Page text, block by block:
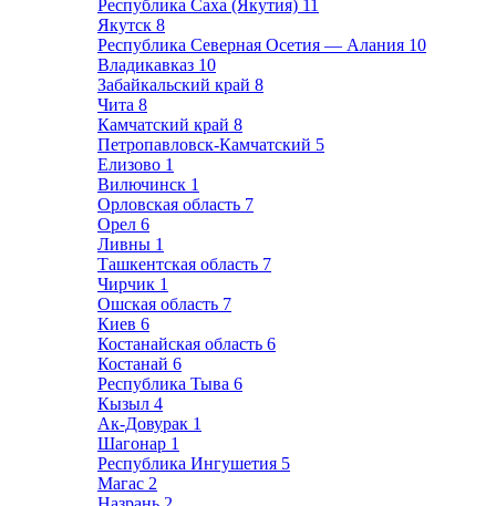
Республика Саха (Якутия) 11
Якутск 8
Республика Северная Осетия — Алания 10
Владикавказ 10
Забайкальский край 8
Чита 8
Камчатский край 8
Петропавловск-Камчатский 5
Елизово 1
Вилючинск 1
Орловская область 7
Орел 6
Ливны 1
Ташкентская область 7
Чирчик 1
Ошская область 7
Киев 6
Костанайская область 6
Костанай 6
Республика Тыва 6
Кызыл 4
Ак-Довурак 1
Шагонар 1
Республика Ингушетия 5
Магас 2